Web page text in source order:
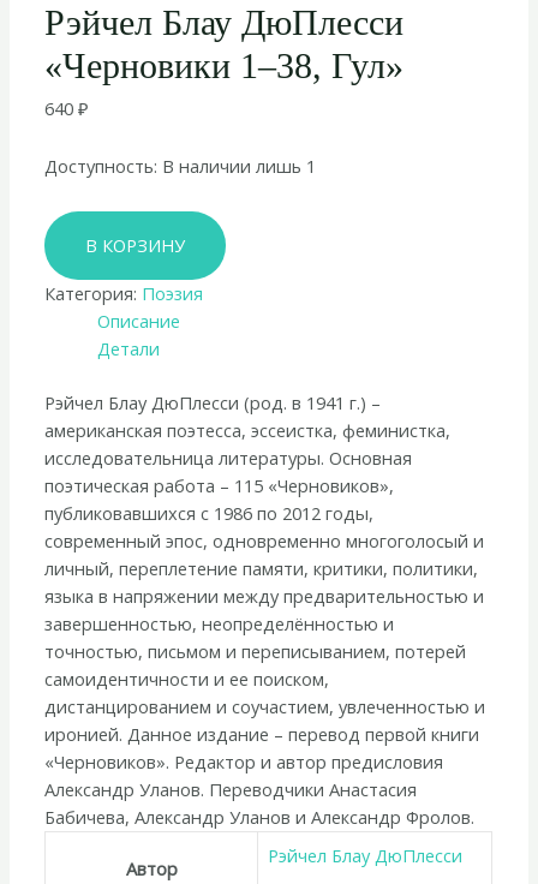
Рэйчел Блау ДюПлесси
«Черновики 1–38, Гул»
640₽
Доступность: В наличии лишь 1
Количество
товара
Рэйчел
Блау
ДюПлесси
«Черновики
38,
Гул»
В КОРЗИНУ
Категория: Поэзия
Описание
Детали
Рэйчел Блау ДюПлесси (род. в 1941 г.) –
американская поэтесса, эссеистка, феминистка,
исследовательница литературы. Основная
поэтическая работа – 115 «Черновиков»,
публиковавшихся с 1986 по 2012 годы,
современный эпос, одновременно многоголосый и
личный, переплетение памяти, критики, политики,
языка в напряжении между предварительностью и
завершенностью, неопределённостью и
точностью, письмом и переписыванием, потерей
самоидентичности и ее поиском,
дистанцированием и соучастием, увлеченностью и
иронией. Данное издание – перевод первой книги
«Черновиков». Редактор и автор предисловия
Александр Уланов. Переводчики Анастасия
Бабичева, Александр Уланов и Александр Фролов.
Автор
Рэйчел Блау ДюПлесси